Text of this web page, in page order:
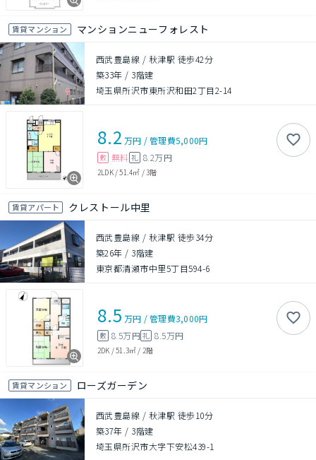
賃貸マンション マンションニューフォレスト
西武豊島線 / 秋津駅 徒歩42分
築33年 / 3階建
埼玉県所沢市東所沢和田2丁目2-14
8.2 万円 /管理費5,000円
敷 無料 礼 8.2万円
2LDK/51.4㎡ /3階
賃貸アパート クレストール中里
西武豊島線 / 秋津駅 徒歩34分
築26年 / 3階建
東京都清瀬市中里5丁目594-6
8.5 万円 /管理費3,000円
敷 8.5万円礼 8.5万円
2DK /51.3㎡ / 2階
賃貸マンション ローズガーデン
西武豊島線 / 秋津駅 徒歩10分
築37年 / 3階建
埼玉県所沢市大字下安松439-1